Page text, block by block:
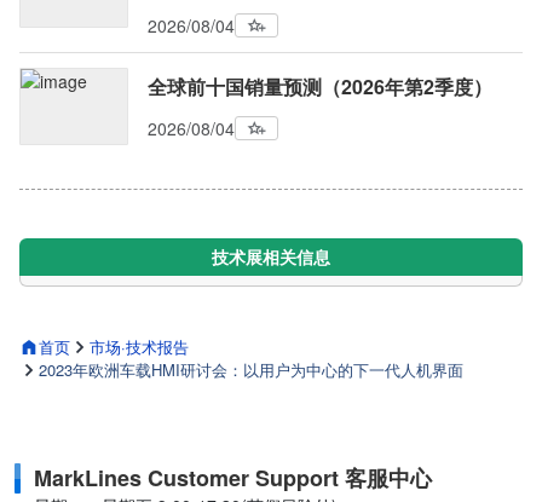
首页
市场·技术报告
2023年欧洲车载HMI研讨会：以用户为中心的下一代人机界面
2026/08/04
全球前十国销量预测（2026年第2季度）
2026/08/04
技术展相关信息
MarkLines Customer Support 客服中心